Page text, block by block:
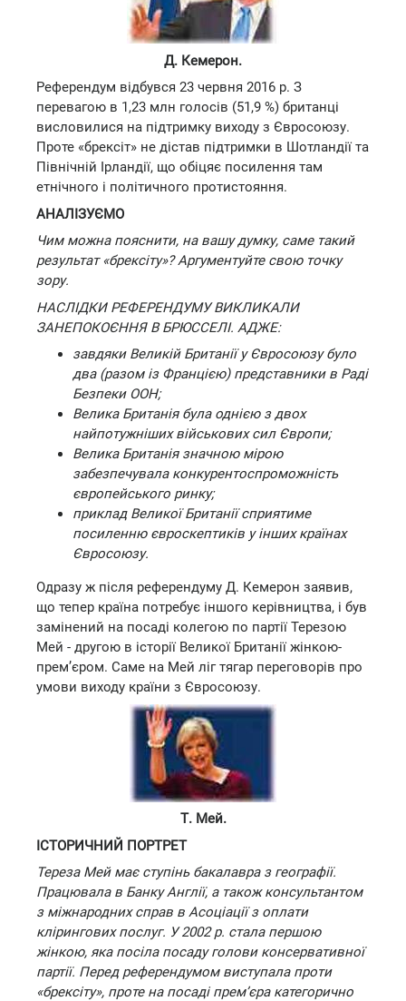
Д. Кемерон.
Референдум відбувся 23 червня 2016 р. З
перевагою в 1,23 млн голосів (51,9 %) британці
висловилися на підтримку виходу з Євросоюзу.
Проте «брексіт» не дістав підтримки в Шотландії та
Північній Ірландії, що обіцяє посилення там
етнічного і політичного протистояння.
АНАЛІЗУЄМО
Чим можна пояснити, на вашу думку, саме такий
результат «брексіту»? Аргументуйте свою точку
зору.
НАСЛІДКИ РЕФЕРЕНДУМУ ВИКЛИКАЛИ
ЗАНЕПОКОЄННЯ В БРЮССЕЛІ. АДЖЕ:
завдяки Великій Британії у Євросоюзу було
два (разом із Францією) представники в Раді
Безпеки ООН;
Велика Британія була однією з двох
найпотужніших військових сил Європи;
Велика Британія значною мірою
забезпечувала конкурентоспроможність
європейського ринку;
приклад Великої Британії сприятиме
посиленню євроскептиків у інших країнах
Євросоюзу.
Одразу ж після референдуму Д. Кемерон заявив,
що тепер країна потребує іншого керівництва, і був
замінений на посаді колегою по партії Терезою
Мей - другою в історії Великої Британії жінкою-
прем’єром. Саме на Мей ліг тягар переговорів про
умови виходу країни з Євросоюзу.
Т. Мей.
ІСТОРИЧНИЙ ПОРТРЕТ
Тереза Мей має ступінь бакалавра з географії.
Працювала в Банку Англії, а також консультантом
з міжнародних справ в Асоціації з оплати
клірингових послуг. У 2002 р. стала першою
жінкою, яка посіла посаду голови консервативної
партії. Перед референдумом виступала проти
«брексіту», проте на посаді прем’єра категорично